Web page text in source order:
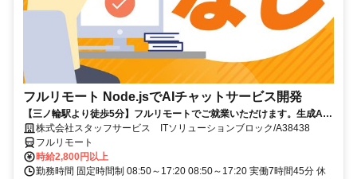
フルリモート Node.jsでAIチャットサービス開発
【三ノ輪駅より徒歩5分】フルリモートでご就業いただけます。生成AI
を活用したサービス開発に携われます。企画提案から改善まで幅広く関
われる環境です☆
株式会社スタッフサービス ITソリューションブロック/A38438
フルリモート
時給2,800円以上
勤務時間 固定時間制 08:50～17:20 08:50～17:20 実働7時間45分 休